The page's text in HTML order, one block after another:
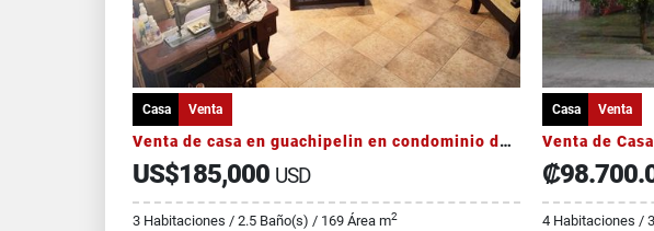
Casa Venta
Venta de casa en guachipelin en condominio de 6 casas
US$185,000 USD
3 Habitaciones / 2.5 Baño(s) / 169 Área m2
Casa Venta
4 Habitaciones /